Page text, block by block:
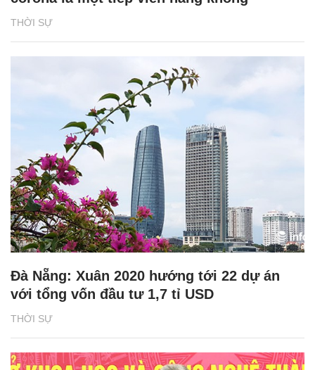
THỜI SỰ
THỜI SỰ
Đà Nẵng: Xuân 2020 hướng tới 22 dự án
với tổng vốn đầu tư 1,7 tỉ USD